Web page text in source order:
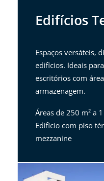
Edifícios
Espaços versáteis,
edifícios. Ideais
escritórios com
armazenagem.
Áreas de 250 m² a
Edifício com piso
mezzanine